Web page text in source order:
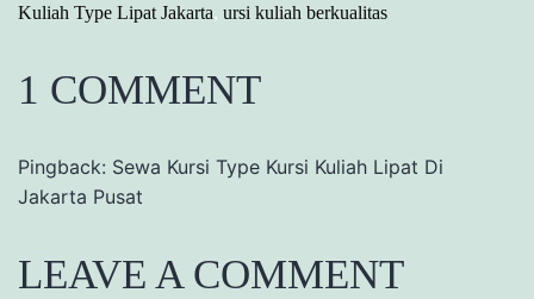
Kuliah Type Lipat Jakarta, ursi kuliah berkualitas
1 COMMENT
Pingback: Sewa Kursi Type Kursi Kuliah Lipat Di
Jakarta Pusat
LEAVE A COMMENT